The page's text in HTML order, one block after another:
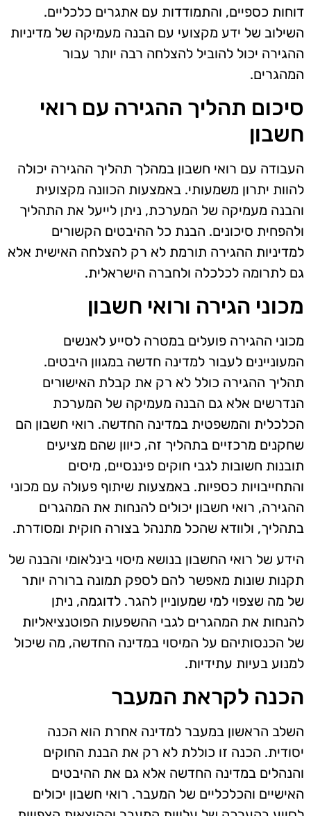
דוחות כספיים, והתמודדות עם אתגרים כלכליים.
השילוב של ידע מקצועי עם הבנה מעמיקה של מדיניות
ההגירה יכול להוביל להצלחה רבה יותר עבור
המהגרים.
סיכום תהליך ההגירה עם רואי
חשבון
העבודה עם רואי חשבון במהלך תהליך ההגירה יכולה
להוות יתרון משמעותי. באמצעות הכוונה מקצועית
והבנה מעמיקה של המערכת, ניתן לייעל את התהליך
ולהפחית סיכונים. הבנת כל ההיבטים הקשורים
למדיניות ההגירה תורמת לא רק להצלחה האישית אלא
גם לתרומה לכלכלה ולחברה הישראלית.
מכוני הגירה ורואי חשבון
מכוני ההגירה פועלים במטרה לסייע לאנשים
המעוניינים לעבור למדינה חדשה במגוון היבטים.
תהליך ההגירה כולל לא רק את קבלת האישורים
הנדרשים אלא גם הבנה מעמיקה של המערכת
הכלכלית והמשפטית במדינה החדשה. רואי חשבון הם
שחקנים מרכזיים בתהליך זה, כיוון שהם מציעים
תובנות חשובות לגבי חוקים פיננסיים, מיסים
והתחייבויות כספיות. באמצעות שיתוף פעולה עם מכוני
ההגירה, רואי חשבון יכולים להנחות את המהגרים
בתהליך, ולוודא שהכל מתנהל בצורה חוקית ומסודרת.
הידע של רואי החשבון בנושא מיסוי בינלאומי והבנה של
תקנות שונות מאפשר להם לספק תמונה ברורה יותר
של מה שצפוי למי שמעוניין להגר. לדוגמה, ניתן
להנחות את המהגרים לגבי ההשפעות הפוטנציאליות
של הכנסותיהם על המיסוי במדינה החדשה, מה שיכול
למנוע בעיות עתידיות.
הכנה לקראת המעבר
השלב הראשון במעבר למדינה אחרת הוא הכנה
יסודית. הכנה זו כוללת לא רק את הבנת החוקים
והנהלים במדינה החדשה אלא גם את ההיבטים
האישיים והכלכליים של המעבר. רואי חשבון יכולים